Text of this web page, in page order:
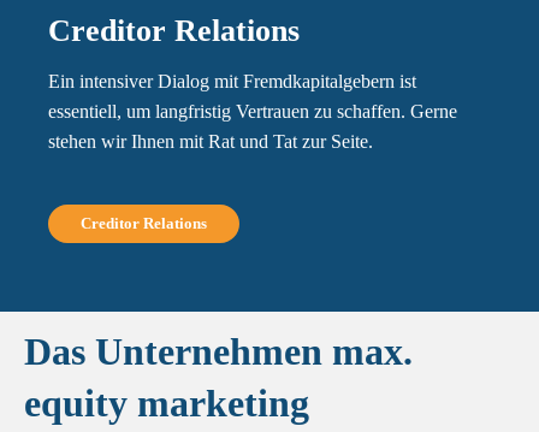
Creditor Relations
Ein intensiver Dialog mit Fremdkapitalgebern ist
essentiell, um langfristig Vertrauen zu schaffen. Gerne
stehen wir Ihnen mit Rat und Tat zur Seite.
Creditor Relations
Das Unternehmen max.
equity marketing
Switch The Language